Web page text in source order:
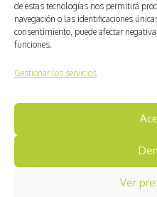
de estas tecnologías nos permitirá
navegación o las identificaciones
consentimiento, puede afectar
funciones.
Gestionar los servicios
Ver